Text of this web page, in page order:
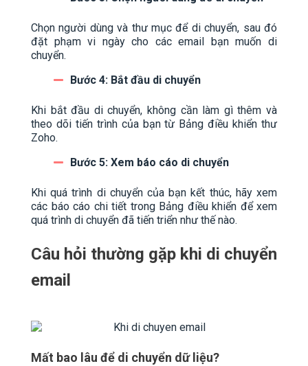
Chọn người dùng và thư mục để di chuyển, sau đó
đặt phạm vi ngày cho các email bạn muốn di
chuyển.
Bước 4: Bắt đầu di chuyển
Khi bắt đầu di chuyển, không cần làm gì thêm và
theo dõi tiến trình của bạn từ Bảng điều khiển thư
Zoho.
Bước 5: Xem báo cáo di chuyển
Khi quá trình di chuyển của bạn kết thúc, hãy xem
các báo cáo chi tiết trong Bảng điều khiển để xem
quá trình di chuyển đã tiến triển như thế nào.
Câu hỏi thường gặp khi di chuyển
email
Mất bao lâu để di chuyển dữ liệu?